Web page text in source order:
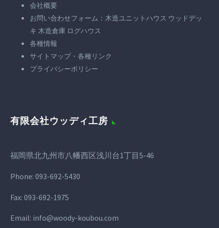
会社概要
お問い合わせフォーム：木造ユニットハウス ウッドデッ
キ 木造倉庫 ログハウス
各種情報
サイトマップ・各種リンク
プライバシーポリシー
有限会社ウッディ工房
福岡県北九州市八幡西区浅川台1丁目5-46
Phone: 093-692-5430
Fax: 093-692-1975
Email: info@woody-koubou.com